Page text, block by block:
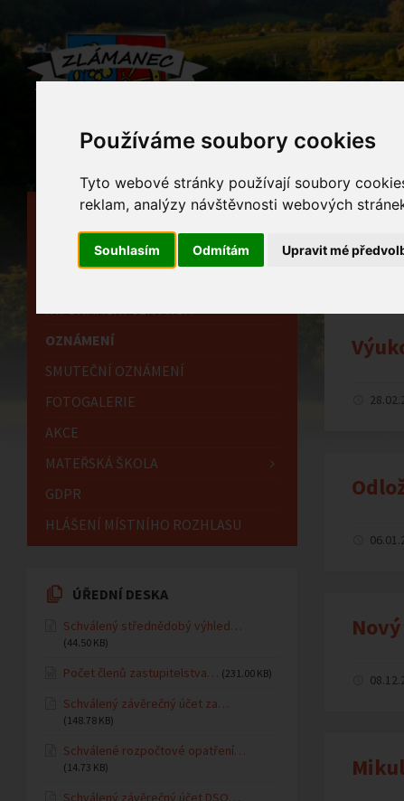
Používáme soubory cookies
Tyto webové stránky používají soubory
reklam, analýzy návštěvnosti webových
Souhlasím Odmítám Upravit mé
HLAVNÍ STRÁNKA
OBECNÍ ÚŘAD
INFORMAČNÍ CENTRUM
OZNÁMENÍ
SMUTEČNÍ OZNÁMENÍ
FOTOGALERIE
AKCE
MATEŘSKÁ ŠKOLA
GDPR
HLÁŠENÍ MÍSTNÍHO ROZHLASU
ÚŘEDNÍ DESKA
Schválený střednědobý výhled…
(44.50 KB)
Počet členů zastupitelstva… (231.00 KB)
Schválený závěrečný účet za…
(148.78 KB)
Schválené rozpočtové opatření…
(14.73 KB)
Schválený závěrečný účet DSO…